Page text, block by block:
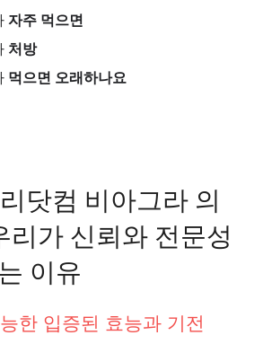
자주 먹으면
처방
먹으면 오래하나요
닷컴 비아그라 의
리가 신뢰와 전문성
이유
한 입증된 효능과 기전